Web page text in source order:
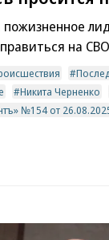
на СВО
Никита Черненко
№154 от